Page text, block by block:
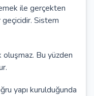
ile gerçekten
Sistem
oluşmaz. Bu yüzden
yapı kurulduğunda